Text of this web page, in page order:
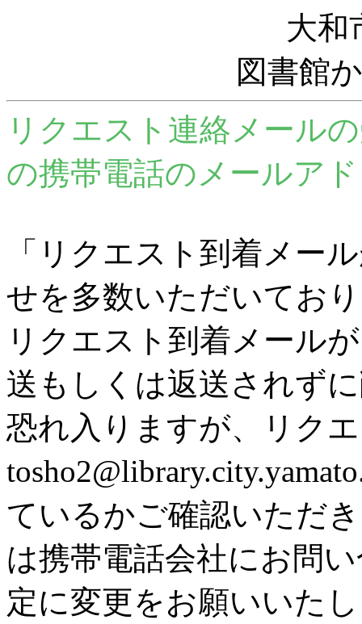
大和
図書館
リクエスト連絡メール
の携帯電話のメールア
「リクエスト到着メー
せを多数いただいてお
リクエスト到着メール
送もしくは返送されず
恐れ入りますが、リク
ているかご確認いただ
は携帯電話会社にお問
定に変更をお願いいた